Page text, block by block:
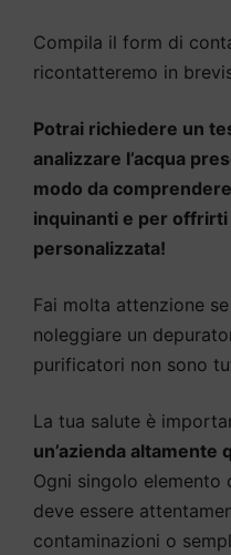
Compila il form di
ricontatteremo in
Potrai richiedere un
analizzare l’acqua
modo da
inquinanti e per
personalizzata!
Fai molta attenzione
noleggiare un
purificatori non sono
La tua salute è
un’azienda altamente
Ogni singolo elemento
deve essere
contaminazioni o